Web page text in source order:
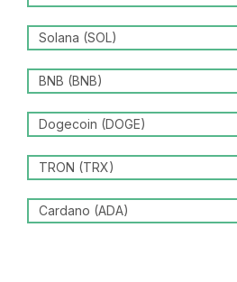
Solana (SOL)
BNB (BNB)
Dogecoin (DOGE)
TRON (TRX)
Cardano (ADA)